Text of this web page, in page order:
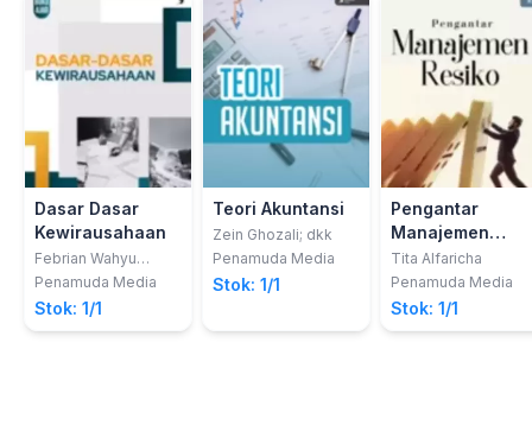
Dasar Dasar
Kewirausahaan
Febrian Wahyu
Wibowo
Penamuda Media
Stok: 1/1
Teori Akuntansi
Zein Ghozali; dkk
Penamuda Media
Stok: 1/1
Pengantar
Manajemen
Risiko
Tita Alfaricha
Penamuda Media
Stok: 1/1